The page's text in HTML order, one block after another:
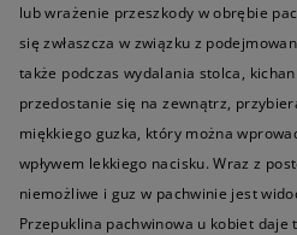
lub wrażenie przeszkody w obrębie
się zwłaszcza w związku z
także podczas wydalania stolca,
przedostanie się na zewnątrz,
miękkiego guzka, który można
wpływem lekkiego nacisku. Wraz z
niemożliwe i guz w pachwinie jest
Przepuklina pachwinowa u kobiet daje